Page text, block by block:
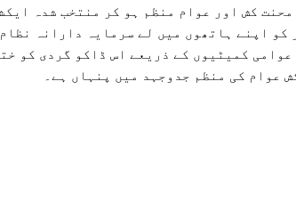
کش اور عوام منظم ہو کر منتخب شدہ
کو اپنے ہاتھوں میں لے سرمایہ دارانہ
کمیٹیوں کے ذریعے اس ڈاکو گردی کو
عوام کی منظم جدوجہد میں پنہاں ہے۔